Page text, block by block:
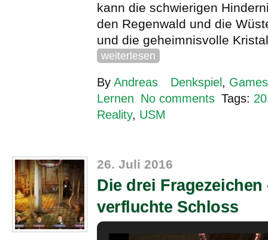
kann die schwierigen
den Regenwald und die
und die geheimnisvolle
weiterlesen
By Andreas Denkspiel , Games
Lernen No comments Tags:
Reality, USM
26. Juli 2016
Die drei Fragezeichen
verfluchte Schloss